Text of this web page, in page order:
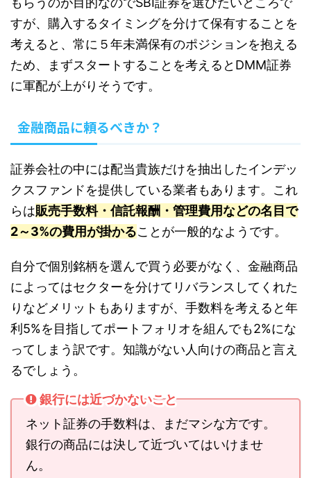
すが、購入するタイミングを分けて保有することを
考えると、常に５年未満保有のポジションを抱える
ため、まずスタートすることを考えるとDMM証券
に軍配が上がりそうです。
金融商品に頼るべきか？
証券会社の中には配当貴族だけを抽出したインデッ
クスファンドを提供している業者もあります。これ
らは販売手数料・信託報酬・管理費用などの名目で
2～3%の費用が掛かることが一般的なようです。
自分で個別銘柄を選んで買う必要がなく、金融商品
によってはセクターを分けてリバランスしてくれた
りなどメリットもありますが、手数料を考えると年
利5%を目指してポートフォリオを組んでも2%にな
ってしまう訳です。知識がない人向けの商品と言え
るでしょう。
銀行には近づかないこと
ネット証券の手数料は、まだマシな方です。
銀行の商品には決して近づいてはいけませ
ん。